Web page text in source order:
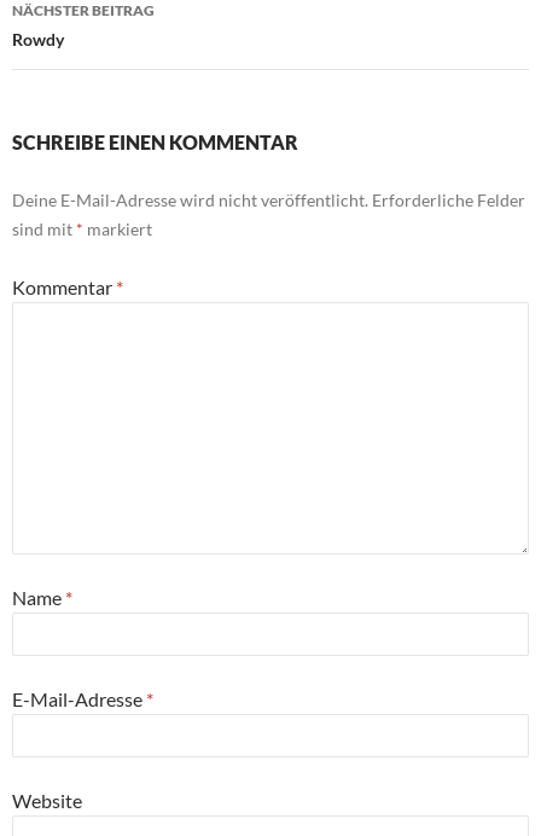
NÄCHSTER BEITRAG
Rowdy
SCHREIBE EINEN KOMMENTAR
Deine E-Mail-Adresse wird nicht veröffentlicht. Erforderliche Felder
sind mit * markiert
Kommentar *
Name *
E-Mail-Adresse *
Website